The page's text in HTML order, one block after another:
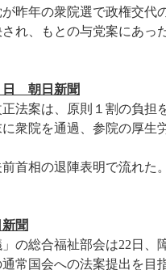
昨年の衆院選で政権交代
れ、もとの与党案にあっ
日 朝日新聞
法案は、原則１割の負担
衆院を通過、参院の厚生
首相の退陣表明で流れた
聞
総合福祉部会は22日、
常国会への法案提出を